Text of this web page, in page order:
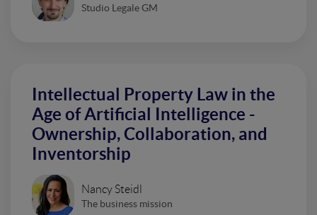
Studio Legale GM
Intellectual Property Law in the
Age of Artificial Intelligence -
Ownership, Collaboration, and
Inventorship
Nancy Steidl
The business mission